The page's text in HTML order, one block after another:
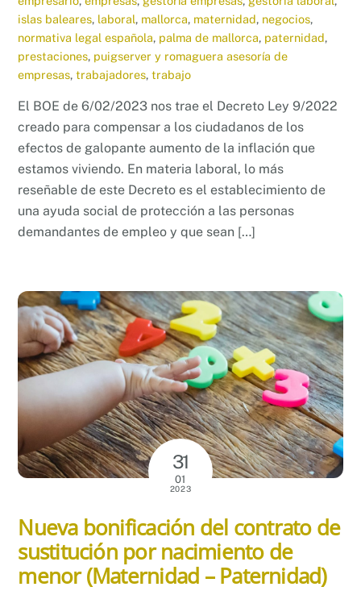
islas baleares, laboral, mallorca, maternidad, negocios,
normativa legal española, palma de mallorca, paternidad,
prestaciones, puigserver y romaguera asesoría de
empresas,trabajadores,trabajo
El BOE de 6/02/2023 nos trae el Decreto Ley 9/2022
creado para compensar a los ciudadanos de los
efectos de galopante aumento de la inflación que
estamos viviendo. En materia laboral, lo más
reseñable de este Decreto es el establecimiento de
una ayuda social de protección a las personas
demandantes de empleo y que sean […]
31
01
2023
Nueva bonificación del contrato de
sustitución por nacimiento de
menor (Maternidad – Paternidad)